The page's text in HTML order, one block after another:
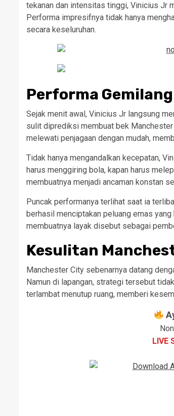
tekanan dan intensitas tinggi, Vinicius Jr
Performa impresifnya tidak hanya
secara keseluruhan.
Performa
Sejak menit awal, Vinicius Jr langsung
sulit diprediksi membuat bek
melewati penjagaan dengan mudah,
Tidak hanya mengandalkan kecepatan,
harus menggiring bola, kapan harus
membuatnya menjadi ancaman konstan
Puncak performanya terlihat saat ia
berhasil menciptakan peluang emas
membuatnya layak disebut sebagai
Kesulitan
Manchester City sebenarnya datang
Namun di lapangan, strategi tersebut
terlambat menutup ruang, memberi
LIVE